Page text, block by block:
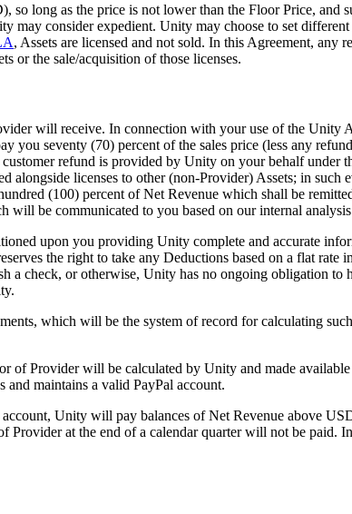
so long as the price is not lower than the Floor Price,
may consider expedient. Unity may choose to set
, Assets are licensed and not sold. In this Agreement, any
or the sale/acquisition of those licenses.
will receive. In connection with your use of the Unity
seventy (70) percent of the sales price (less any
refund is provided by Unity on your behalf
alongside licenses to other (non-Provider) Assets; in
(100) percent of Net Revenue which shall be
will be communicated to you based on our internal
upon you providing Unity complete and accurate
the right to take any Deductions based on a flat
a check, or otherwise, Unity has no ongoing obligation to
which will be the system of record for calculating
of Provider will be calculated by Unity and made
and maintains a valid PayPal account.
Unity will pay balances of Net Revenue above
at the end of a calendar quarter will not be paid.